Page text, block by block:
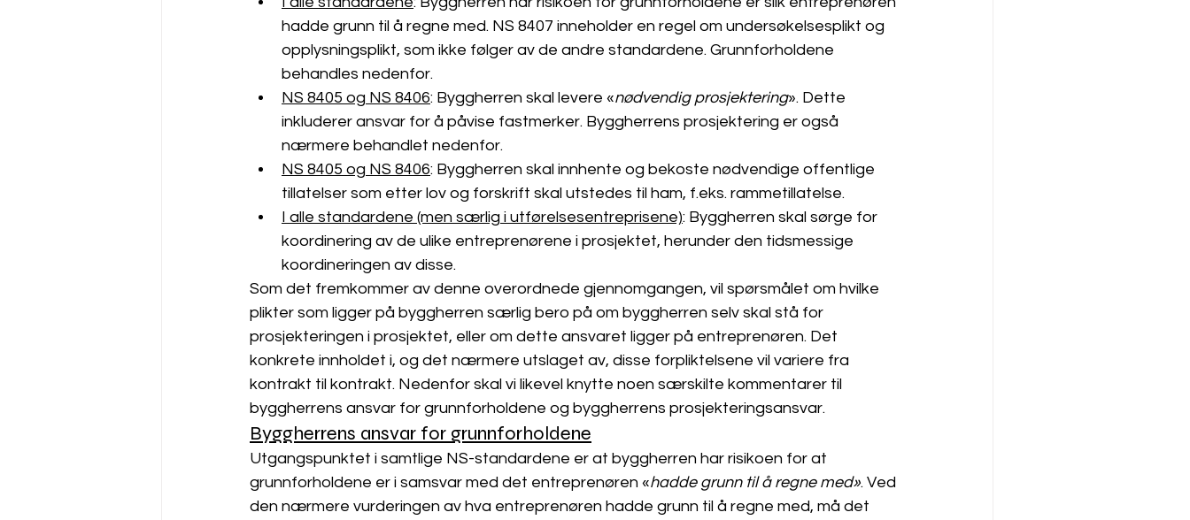
hadde grunn til å regne med. NS 8407 inneholder en regel om undersøkelsesplikt og
opplysningsplikt, som ikke følger av de andre standardene. Grunnforholdene
behandles nedenfor.
NS 8405 og NS 8406: Byggherren skal levere «nødvendig prosjektering». Dette
inkluderer ansvar for å påvise fastmerker. Byggherrens prosjektering er også
nærmere behandlet nedenfor.
NS 8405 og NS 8406: Byggherren skal innhente og bekoste nødvendige offentlige
tillatelser som etter lov og forskrift skal utstedes til ham, f.eks. rammetillatelse.
I alle standardene (men særlig i utførelsesentreprisene): Byggherren skal sørge for
koordinering av de ulike entreprenørene i prosjektet, herunder den tidsmessige
koordineringen av disse.
Som det fremkommer av denne overordnede gjennomgangen, vil spørsmålet om hvilke
plikter som ligger på byggherren særlig bero på om byggherren selv skal stå for
prosjekteringen i prosjektet, eller om dette ansvaret ligger på entreprenøren. Det
konkrete innholdet i, og det nærmere utslaget av, disse forpliktelsene vil variere fra
kontrakt til kontrakt. Nedenfor skal vi likevel knytte noen særskilte kommentarer til
byggherrens ansvar for grunnforholdene og byggherrens prosjekteringsansvar.
Byggherrens ansvar for grunnforholdene
Utgangspunktet i samtlige NS-standardene er at byggherren har risikoen for at
grunnforholdene er i samsvar med det entreprenøren «hadde grunn til å regne med». Ved
den nærmere vurderingen av hva entreprenøren hadde grunn til å regne med, må det